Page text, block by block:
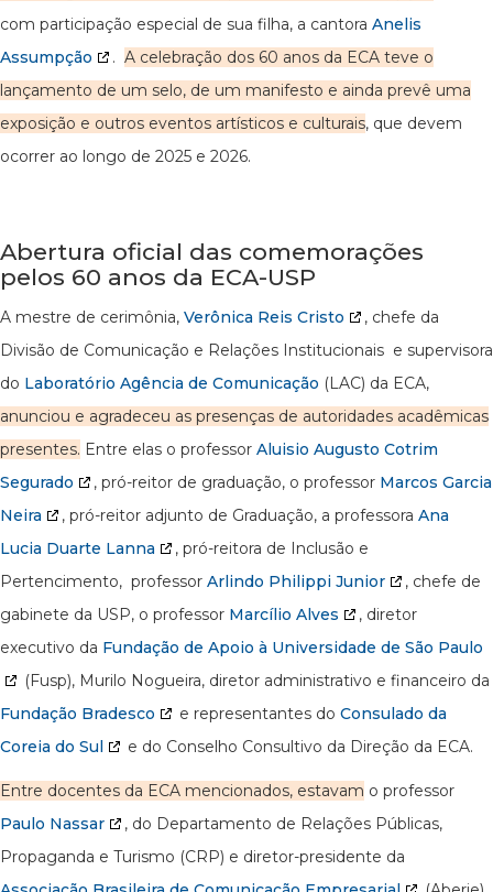
com participação especial de sua filha, a cantora Anelis
Assumpção
. A celebração dos 60 anos da ECA teve o
lançamento de um selo, de um manifesto e ainda prevê uma
exposição e outros eventos artísticos e culturais, que devem
ocorrer ao longo de 2025 e 2026.
Abertura oficial das comemorações
pelos 60 anos da ECA-USP
A mestre de cerimônia, Verônica Reis Cristo
, chefe da
Divisão de Comunicação e Relações Institucionais e supervisora
do Laboratório Agência de Comunicação (LAC) da ECA,
anunciou e agradeceu as presenças de autoridades acadêmicas
presentes. Entre elas o professor Aluisio Augusto Cotrim
Segurado
, pró-reitor de graduação, o professor Marcos Garcia
Neira
, pró-reitor adjunto de Graduação, a professora Ana
Lucia Duarte Lanna
, pró-reitora de Inclusão e
Pertencimento, professor Arlindo Philippi Junior
, chefe de
gabinete da USP, o professor Marcílio Alves
, diretor
executivo da Fundação de Apoio à Universidade de São Paulo
(Fusp), Murilo Nogueira, diretor administrativo e financeiro da
Fundação Bradesco
e representantes do Consulado da
Coreia do Sul
e do Conselho Consultivo da Direção da ECA.
Entre docentes da ECA mencionados, estavam o professor
Paulo Nassar
, do Departamento de Relações Públicas,
Propaganda e Turismo (CRP) e diretor-presidente da